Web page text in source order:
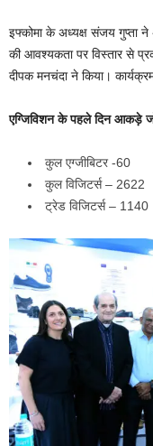
इफ्कोमा के अध्यक्ष संजय गुप्ता
की आवश्यकता पर विस्तार से
दीपक मनचंदा ने किया।
एग्जिविशन के पहले दिन आकड़े
कुल एग्जीबिटर -60
कुल विजिटर्स – 2622
ट्रेड विजिटर्स – 1140